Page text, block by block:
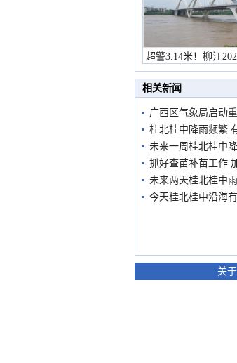
超警3.14米！柳江
市民在堤
相关新闻
广西区气象局启动
桂北桂中降雨频繁
未来一周桂北桂中
抓好查苗补苗工作
未来两天桂北桂中
今天桂北桂中沿海
关